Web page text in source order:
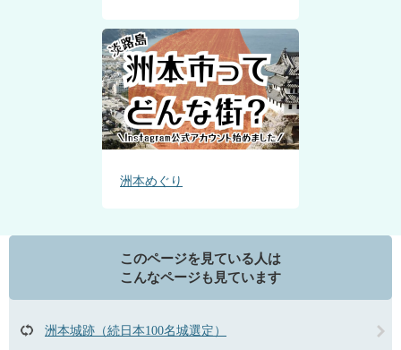
洲本めぐり
このページを見ている人は
こんなページも見ています
洲本城跡（続日本100名城選定）